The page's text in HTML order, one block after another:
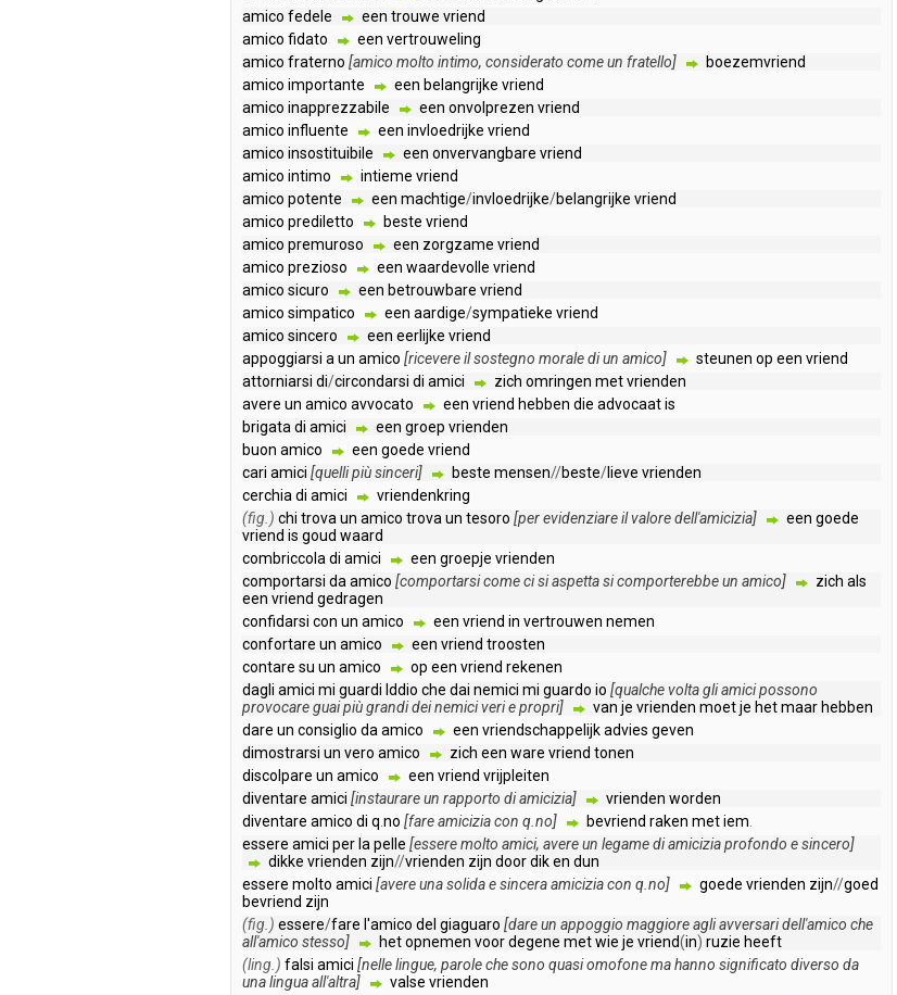
amico fedele een trouwe vriend
amico fidato een vertrouweling
amico fraterno [amico molto intimo, considerato comeun fratello]
boezemvriend
amico importante een belangrijke vriend
amico inapprezzabile een onvolprezen vriend
amico influente een invloedrijke vriend
amico insostituibile een onvervangbare vriend
amico intimo intieme vriend
amico potente een machtige/invloedrijke/belangrijke vriend
amico prediletto beste vriend
amico premuroso een zorgzame vriend
amico prezioso een waardevolle vriend
amico sicuro een betrouwbare vriend
amico simpatico een aardige/sympatieke vriend
amico sincero een eerlijke vriend
appoggiarsi a un amico [ricevereilsostegno moralediun amico] steunen op een vriend
attorniarsi di/circondarsi di amici zich omringen metvrienden
avere un amico avvocato een vriend hebben die advocaatis
brigata di amici een groep vrienden
buon amico een goede vriend
cari amici [quellipiùsinceri] beste mensen//beste/lieve vrienden
cerchia di amici
vriendenkring
(fig.) chi trova un amico trova un tesoro [perevidenziareilvaloredell'amicizia] een goede
vriend is goud waard
combriccola di amici een groepje vrienden
comportarsi da amico [comportarsicomecisiaspettasicomporterebbeun amico] zich als
een vriend gedragen
confidarsi con un amico een vriend in vertrouwen nemen
confortare un amico een vriend troosten
contare su un amico op een vriend rekenen
dagli amici mi guardi Iddio che dai nemici mi guardo io [qualchevoltagliamicipossono
provocareguaipiùgrandideinemiciveriepropri] van je vrienden moetje hetmaar hebben
dare un consiglio da amico een vriendschappelijkadvies geven
dimostrarsi un vero amico zich een ware vriend tonen
discolpare un amico een vriend vrijpleiten
diventare amici [instaurareun rapporto diamicizia] vrienden worden
diventare amico di q no [fareamiciziacon q no] bevriend raken metiem
essere amici per la pelle [esseremolto amici, avereun legamediamiciziaprofondo esincero]
dikke vrienden zijn//vrienden zijn doordiken dun
essere molto amici [avereunasolidaesinceraamiciziacon q no] goede vrienden zijn//goed
bevriend zijn
(fig.) essere/fare l'amico del giaguaro [dareun appoggio maggioreagliavversaridell'amico che
all'amico stesso] hetopnemen voordegene metwie je vriend(in) ruzie heeft
(ling.) falsi amici [nellelingue, parolechesono quasiomofonemahanno significato diverso da
unalinguaall'altra] valse vrienden